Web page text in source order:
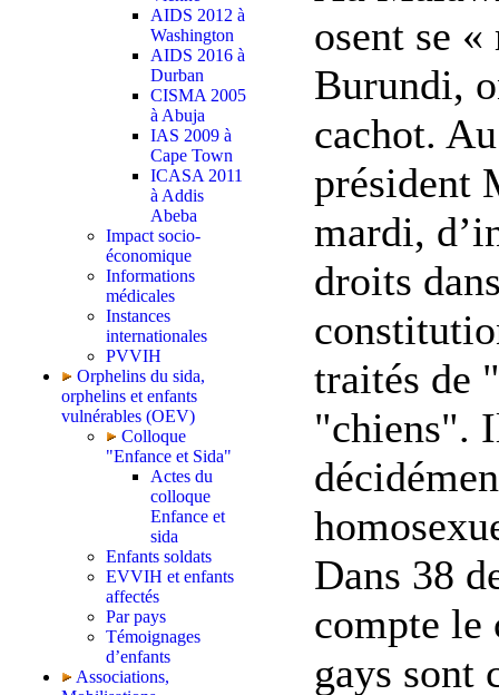
AIDS 2012 à
Washington
AIDS 2016 à
Durban
CISMA 2005
à Abuja
IAS 2009 à
Cape Town
ICASA 2011
à Addis
Abeba
Impact socio-
économique
Informations
médicales
Instances
internationales
PVVIH
Orphelins du sida,
orphelins et enfants
vulnérables (OEV)
Colloque
"Enfance et Sida"
Actes du
colloque
Enfance et
sida
Enfants soldats
EVVIH et enfants
affectés
Par pays
Témoignages
d’enfants
Associations,
osent se
Burundi,
cachot.
président
mardi,
droits
traités de
"chiens".
Dans 38
compte le
gays sont